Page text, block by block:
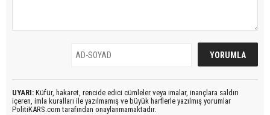
UYARI: Küfür, hakaret, rencide edici cümleler veya imalar, inançlara saldırı
içeren, imla kuralları ile yazılmamış ve büyük harflerle yazılmış yorumlar
PolitiKARS.com tarafından onaylanmamaktadır.